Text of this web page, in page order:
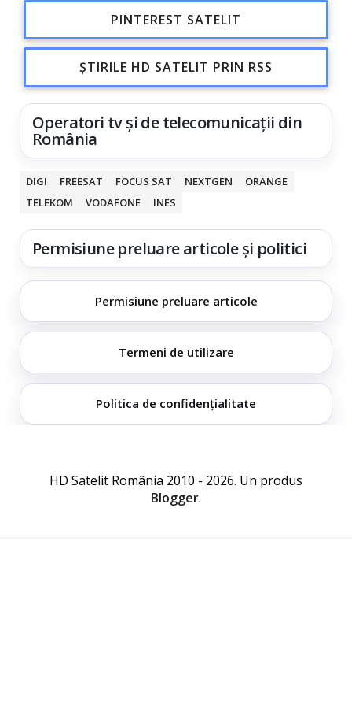
PINTEREST SATELIT
ȘTIRILE HD SATELIT PRIN RSS
Operatori tv și de telecomunicații din
România
DIGI FREESAT FOCUS SAT NEXTGEN
ORANGE
TELEKOM
VODAFONE INES
Permisiune preluare articole și politici
Permisiune preluare articole
Termeni de utilizare
Politica de confidențialitate
HD Satelit România 2010 - 2026. Un produs
Blogger.